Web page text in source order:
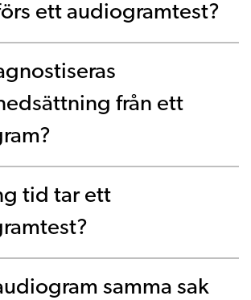
ett audiogramtest?
från ett
tid tar ett
samma sak